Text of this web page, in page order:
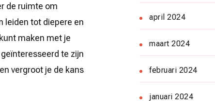
de ruimte om
leiden tot diepere en
maken met je
te zijn
vergroot je de kans
april 2024
maart 2024
februari 2024
januari 2024